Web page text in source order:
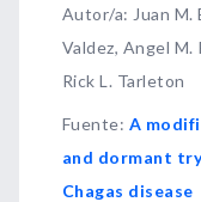
Autor/a: Juan M.
Valdez, Angel M.
Rick L. Tarleton
Fuente: A
and dormant
Chagas disease